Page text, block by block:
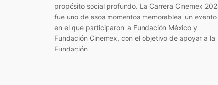
propósito social profundo. La Carrera Cinemex
fue uno de esos momentos memorables: un evento
en el que participaron la Fundación México y
Fundación Cinemex, con el objetivo de apoyar a la
Fundación…